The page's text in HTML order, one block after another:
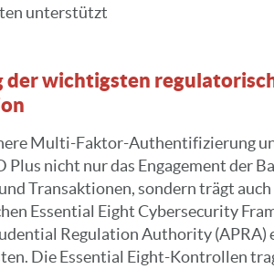
unterstützt
der wichtigsten
Multi-Faktor-Authentifizierung
nicht nur das Engagement der
Transaktionen, sondern trägt
Essential Eight Cybersecurity
Regulation Authority (APRA)
Die Essential Eight-Kontrollen